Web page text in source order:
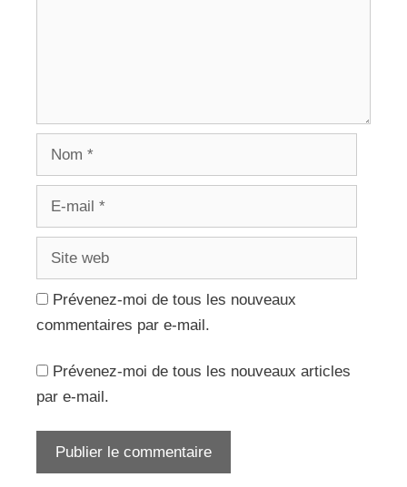
Prévenez-moi de tous les nouveaux
commentaires par e-mail.
Prévenez-moi de tous les nouveaux articles
par e-mail.